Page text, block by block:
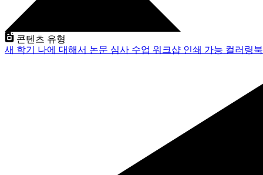
콘텐츠 유형
새 학기 나에 대해서 논문 심사 수업 워크샵 인쇄 가능 컬러링북